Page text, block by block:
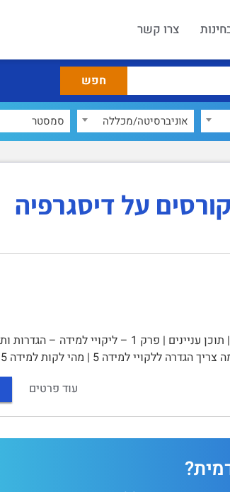
צרו קשר
אוניברסיטה/מכללה סמסטר
על דיסגרפיה
עוד פרטים